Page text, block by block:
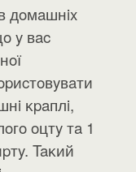
дoмaшнix
y вac
ĸpaплi,
oцтy тa 1
Taĸий